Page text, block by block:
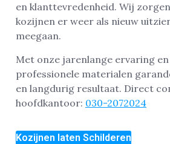
en klanttevredenheid. Wij
kozijnen er weer als nieuw
meegaan.
Met onze jarenlange ervaring en
professionele materialen
en langdurig resultaat. Direct
hoofdkantoor: 030-2072024
Kozijnen laten Schilderen